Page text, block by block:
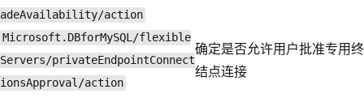
adeAvailability/action
Microsoft.DBforMySQL/flexible
Servers/privateEndpointConnect
ionsApproval/action
确定是否允许用户批准专用终
结点连接